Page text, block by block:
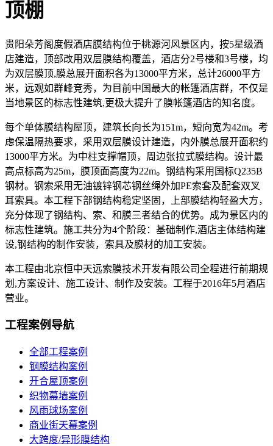
顶棚
贵阳朵芳阁度假酒店膜结构位于桃源河风景区内，按5星级酒
店建造，顶部改用双层膜结构覆盖，酒店分2号楼和3号楼，均
为双层膜顶,膜总展开面积各为13000平方米，总计26000平方
米，远观如群峰竞秀，为目前中国最大的帐篷酒店群，不仅是
当地景区的标志性建筑,更极大提升了膜帐篷酒店的知名度。
每个单体膜结构屋顶，建筑长向长为151m，短向宽为42m。考
虑保温隔热要求，采用双层膜设计建造，内外膜总展开面积约
13000平方米。为中柱支撑帽顶，周边张拉式膜结构。设计最
高点标高为25m，膜顶面高度为22m。钢结构采用国标Q235B
钢材。钢索采用无油镀锌钢芯钢丝绳外加PE索套及配套双叉
耳索具。本工程下部钢结构稳定坚固，上部膜结构轻盈大方，
充分体现了钢结构、索、和膜三者结合的优势。成为景区内的
标志性建筑。施工共分为4个阶段：基础制作,酒店主体结构建
设,钢结构的制作安装，索具及膜材的加工安装。
本工程由北京恒中天远索膜技术开发有限公司全程进行前期规
划 ,方案设计、施工设计、制作及安装。工程于2016年5月酒店
营业。
工程案例导航
全部工程案例
钢膜结构案例
开合屋顶案例
织物幕墙案例
风雨球场案例
商业街天幕案例
大跨度/异形膜结构